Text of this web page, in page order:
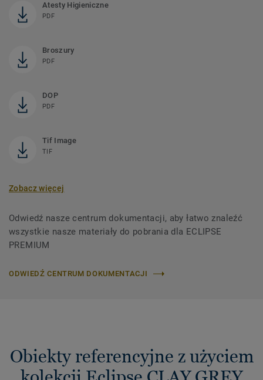
Atesty Higieniczne
PDF
Broszury
PDF
DOP
PDF
Tif Image
TIF
Zobacz więcej
Odwiedź nasze centrum dokumentacji, aby łatwo znaleźć
wszystkie nasze materiały do ​​pobrania dla ECLIPSE
PREMIUM
ODWIEDŹ CENTRUM DOKUMENTACJI
Obiekty referencyjne z użyciem